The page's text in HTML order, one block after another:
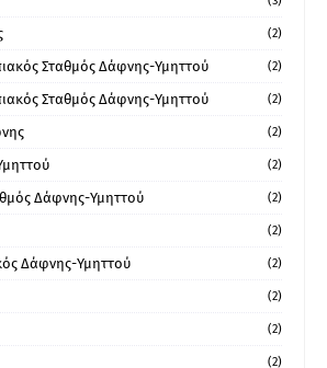
(2)
Σταθμός Δάφνης-Υμηττού (2)
Σταθμός Δάφνης-Υμηττού (2)
(2)
(2)
Δάφνης-Υμηττού (2)
(2)
Δάφνης-Υμηττού (2)
(2)
(2)
(2)